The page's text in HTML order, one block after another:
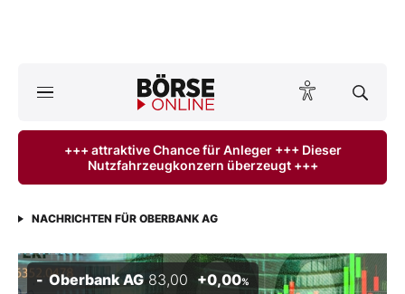
Anlageprodukte
Finanz-Check
Abo & Shop
+++ attraktive Chance für Anleger +++ Dieser
Nutzfahrzeugkonzern überzeugt +++
NACHRICHTEN FÜR OBERBANK AG
Oberbank AG 83,00 +0,00%